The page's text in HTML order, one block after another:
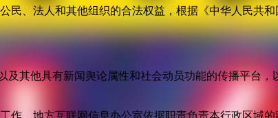
民、法人和其他组织的合法权益，根据《中华人民共
其他具有新闻舆论属性和社会动员功能的传播平台
作。地方互联网信息办公室依据职责负责本行政区域